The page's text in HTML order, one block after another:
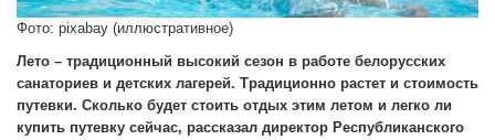
Фото: pixabay (иллюстративное)
Лето – традиционный высокий сезон в работе белорусских
санаториев и детских лагерей. Традиционно растет и стоимость
путевки. Сколько будет стоить отдых этим летом и легко ли
купить путевку сейчас, рассказал директор Республиканского